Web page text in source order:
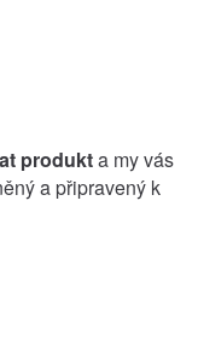
produkta my vás
a připravený k